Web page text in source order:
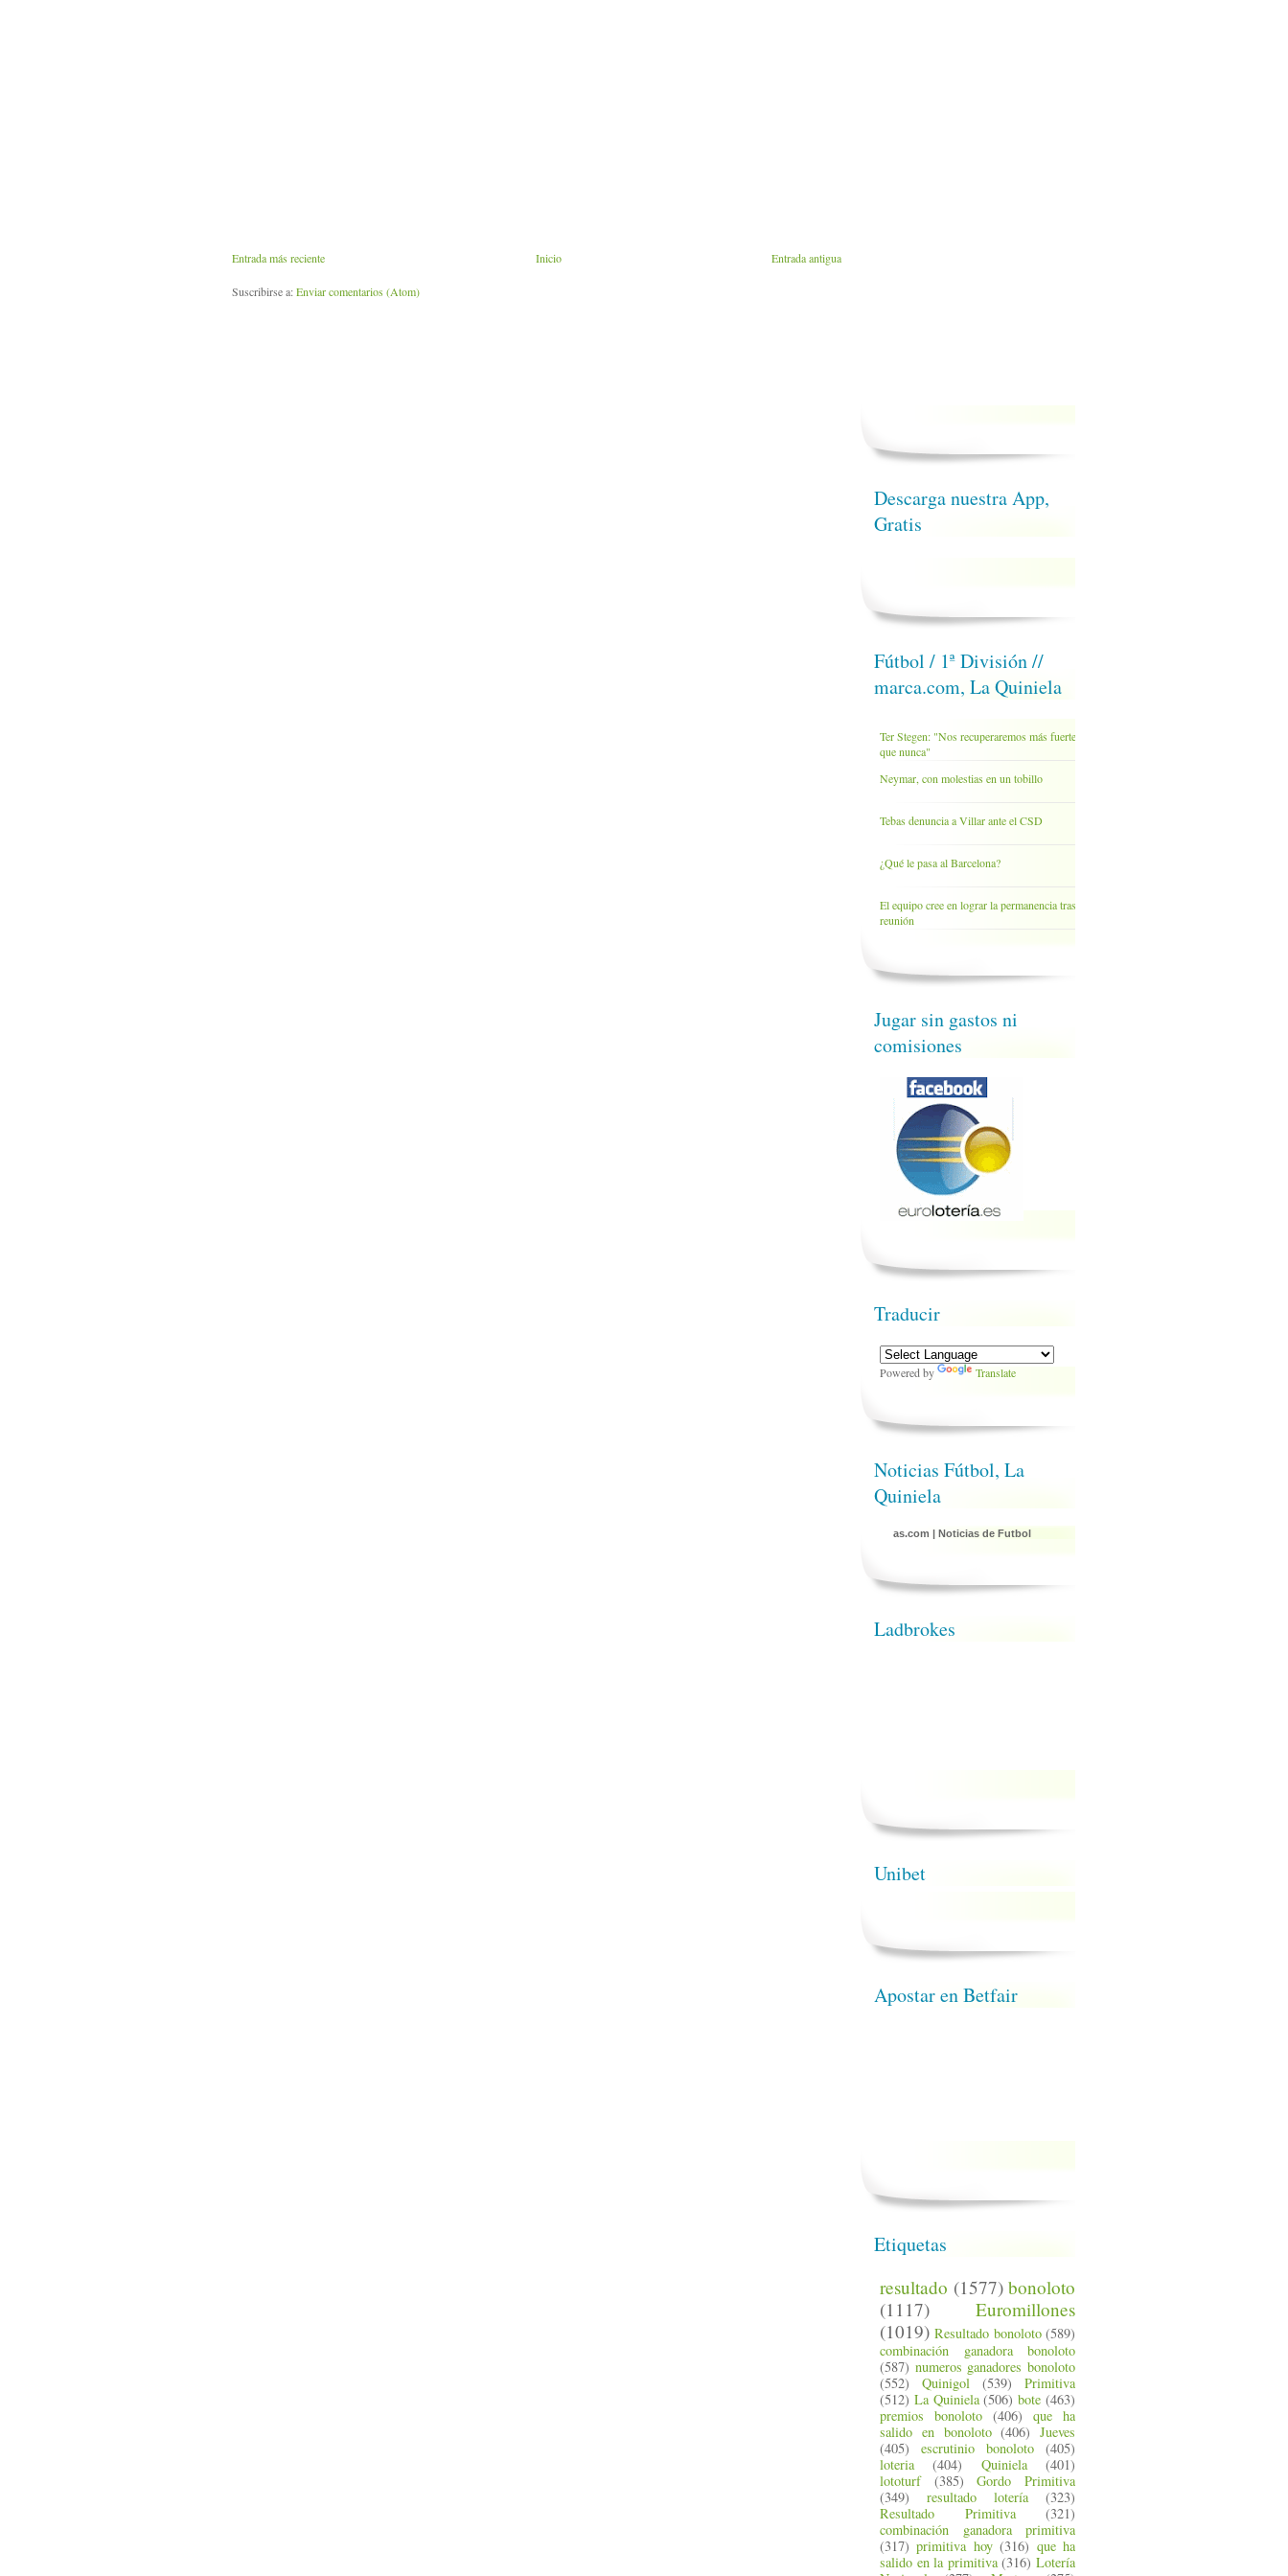
Entrada más reciente Entrada antigua
Inicio
Suscribirse a:Enviar comentarios (Atom)
Descarga nuestra App,
Gratis
Fútbol / 1ª División //
marca.com, La Quiniela
Ter Stegen: "Nos recuperaremos más fuertes
que nunca"
Neymar, con molestias en un tobillo
Tebas denuncia a Villar ante el CSD
¿Qué le pasa al Barcelona?
El equipo cree en lograr la permanencia tras la
reunión
Jugar sin gastos ni
comisiones
Traducir
Powered by Translate
Noticias Fútbol, La
Quiniela
as.com | Noticias de Futbol
Ladbrokes
Unibet
Apostar en Betfair
Etiquetas
resultado (1577) bonoloto
(1117)
Euromillones
(1019) Resultado bonoloto (589)
combinación ganadora bonoloto
(587) numeros ganadores bonoloto
(552)
Quinigol (539)
Primitiva
(512) La Quiniela (506) bote (463)
premios bonoloto (406)
que ha
salido en bonoloto (406) Jueves
(405)
escrutinio bonoloto
(405)
loteria
(404) Quiniela
(401)
lototurf
(385)
Gordo Primitiva
(349)
resultado lotería
(323)
Resultado Primitiva
(321)
combinación ganadora primitiva
(317) primitiva hoy (316) que ha
salido en la primitiva (316) Lotería